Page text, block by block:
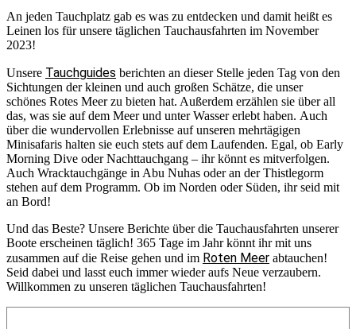
An jeden Tauchplatz gab es was zu entdecken und damit heißt es
Leinen los für unsere täglichen Tauchausfahrten im November
2023!
Unsere Tauchguides berichten an dieser Stelle jeden Tag von den
Sichtungen der kleinen und auch großen Schätze, die unser
schönes Rotes Meer zu bieten hat. Außerdem erzählen sie über all
das, was sie auf dem Meer und unter Wasser erlebt haben. Auch
über die wundervollen Erlebnisse auf unseren mehrtägigen
Minisafaris halten sie euch stets auf dem Laufenden. Egal, ob Early
Morning Dive oder Nachttauchgang – ihr könnt es mitverfolgen.
Auch Wracktauchgänge in Abu Nuhas oder an der Thistlegorm
stehen auf dem Programm. Ob im Norden oder Süden, ihr seid mit
an Bord!
Und das Beste? Unsere Berichte über die Tauchausfahrten unserer
Boote erscheinen täglich! 365 Tage im Jahr könnt ihr mit uns
zusammen auf die Reise gehen und im Roten Meer abtauchen!
Seid dabei und lasst euch immer wieder aufs Neue verzaubern.
Willkommen zu unseren täglichen Tauchausfahrten!